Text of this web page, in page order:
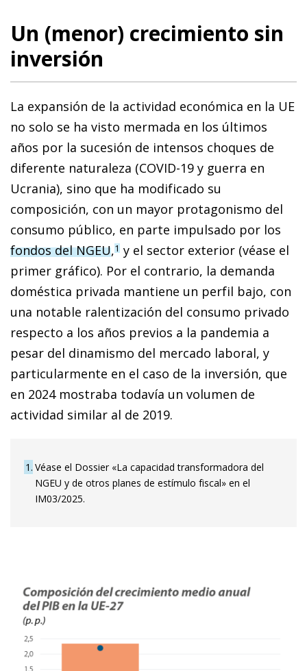
Un (menor) crecimiento sin
inversión
La expansión de la actividad económica en la UE
no solo se ha visto mermada en los últimos
años por la sucesión de intensos choques de
diferente naturaleza (COVID-19 y guerra en
Ucrania), sino que ha modificado su
composición, con un mayor protagonismo del
consumo público, en parte impulsado por los
fondos del NGEU,1 y el sector exterior (véase el
primer gráfico). Por el contrario, la demanda
doméstica privada mantiene un perfil bajo, con
una notable ralentización del consumo privado
respecto a los años previos a la pandemia a
pesar del dinamismo del mercado laboral, y
particularmente en el caso de la inversión, que
en 2024 mostraba todavía un volumen de
actividad similar al de 2019.
1 Véase el Dossier «La capacidad transformadora del
NGEU y de otros planes de estímulo fiscal» en el
IM03/2025.